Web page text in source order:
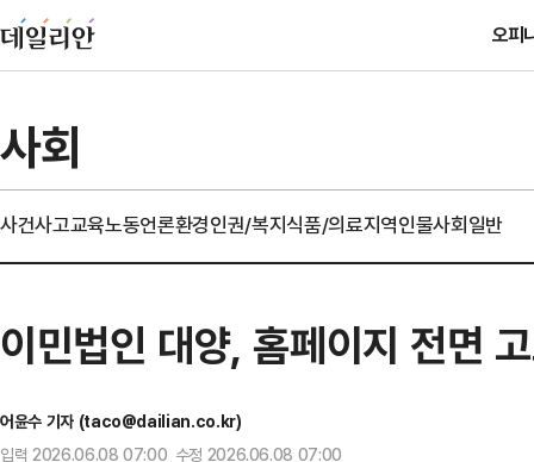
오피
사회
사건사고교육노동언론환경인권/복지식품/의료지역인물사회일반
이민법인 대양, 홈페이지 전면
어윤수 기자 (taco@dailian.co.kr)
입력 2026.06.08 07:00 수정 2026.06.08 07:00